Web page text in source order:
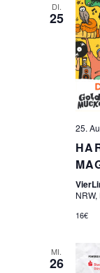
DI.
25
25.
16€
MI.
26